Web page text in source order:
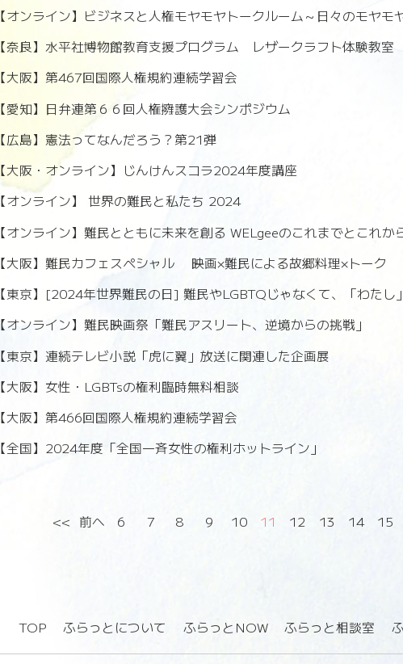
【オンライン】ビジネスと人権モヤモヤトークルーム～日々のモヤモ
【奈良】水平社博物館教育支援プログラム レザークラフト体験教室
【大阪】第467回国際人権規約連続学習会
【愛知】日弁連第６６回人権擁護大会シンポジウム
【広島】憲法ってなんだろう？第21弾
【大阪・オンライン】じんけんスコラ2024年度講座
【オンライン】 世界の難民と私たち 2024
【オンライン】難民とともに未来を創る WELgeeのこれまでとこれか
【大阪】難民カフェスペシャル 映画×難民による故郷料理×トーク
【東京】[2024年世界難民の日] 難民やLGBTQじゃなくて、「わたし
【オンライン】難民映画祭「難民アスリート、逆境からの挑戦」
【東京】連続テレビ小説「虎に翼」放送に関連した企画展
【大阪】女性・LGBTsの権利臨時無料相談
【大阪】第466回国際人権規約連続学習会
【全国】2024年度「全国一斉女性の権利ホットライン」
<< 前へ 6 7 8 9 10 11 12 13 14 15
TOP ふらっとについて ふらっとNOW ふらっと相談室